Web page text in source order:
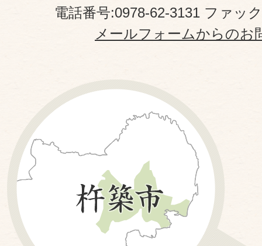
電話番号:0978-62-3131 ファッ
メールフォームからのお